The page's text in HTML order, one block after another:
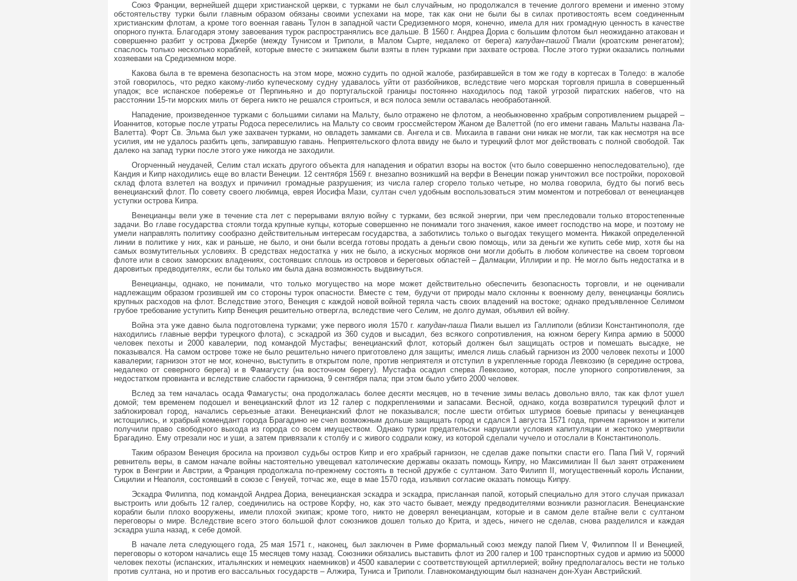
Союз Франции, вернейшей дщери христианской церкви, с турками не был случайным, но продолжался в течение долгого времени и именно этому
обстоятельству турки были главным образом обязаны своими успехами на море, так как они не были бы в силах противостоять всем соединенным
христианским флотам, а кроме того военная гавань Тулон в западной части Средиземного моря, конечно, имела для них громадную ценность в качестве
опорного пункта. Благодаря этому завоевания турок распространялись все дальше. В 1560 г. Андреа Дориа с большим флотом был неожиданно атакован и
совершенно разбит у острова Джербе (между Тунисом и Триполи, в Малом Сырте, недалеко от берега) капудан-пашойПиали (кроатским ренегатом);
спаслось только несколько кораблей, которые вместе с экипажем были взяты в плен турками при захвате острова. После этого турки оказались полными
хозяевами на Средиземном море.
Какова была в те времена безопасность на этом море, можно судить по одной жалобе, разбиравшейся в том же году в кортесах в Толедо: в жалобе
этой говорилось, что редко какому-либо купеческому судну удавалось уйти от разбойников, вследствие чего морская торговля пришла в совершенный
упадок; все испанское побережье от Перпиньяно и до португальской границы постоянно находилось под такой угрозой пиратских набегов, что на
расстоянии 15-ти морских миль от берега никто не решался строиться, и вся полоса земли оставалась необработанной.
Нападение, произведенное турками с большими силами на Мальту, было отражено не флотом, а необыкновенно храбрым сопротивлением рыцарей –
Иоаннитов, которые после утраты Родоса переселились на Мальту со своим гроссмейстером Жаном де Валеттой (по его имени гавань Мальты названа Ла-
Валетта). Форт Св. Эльма был уже захвачен турками, но овладеть замками св. Ангела и св. Михаила в гавани они никак не могли, так как несмотря на все
усилия, им не удалось разбить цепь, запиравшую гавань. Неприятельского флота ввиду не было и турецкий флот мог действовать с полной свободой. Так
далеко на запад турки после этого уже никогда не заходили.
Огорченный неудачей, Селим стал искать другого объекта для нападения и обратил взоры на восток (что было совершенно непоследовательно), где
Кандия и Кипр находились еще во власти Венеции. 12 сентября 1569 г. внезапно возникший на верфи в Венеции пожар уничтожил все постройки, пороховой
склад флота взлетел на воздух и причинил громадные разрушения; из числа галер сгорело только четыре, но молва говорила, будто бы погиб весь
венецианский флот. По совету своего любимца, еврея Иосифа Мази, султан счел удобным воспользоваться этим моментом и потребовал от венецианцев
уступки острова Кипра.
Венецианцы вели уже в течение ста лет с перерывами вялую войну с турками, без всякой энергии, при чем преследовали только второстепенные
задачи. Во главе государства стояли тогда крупные купцы, которые совершенно не понимали того значения, какое имеет господство на море, и поэтому не
умели направлять политику сообразно действительным интересам государства, а заботились только о выгодах текущего момента. Никакой определенной
линии в политике у них, как и раньше, не было, и они были всегда готовы продать а деньги свою помощь, или за деньги же купить себе мир, хотя бы на
самых возмутительных условиях. В средствах недостатка у них не было, а искусных моряков они могли добыть в любом количестве на своем торговом
флоте или в своих заморских владениях, состоявших сплошь из островов и береговых областей – Далмации, Иллирии и пр. Не могло быть недостатка и в
даровитых предводителях, если бы только им была дана возможность выдвинуться.
Венецианцы, однако, не понимали, что только могущество на море может действительно обеспечить безопасность торговли, и не оценивали
надлежащим образом грозившей им со стороны турок опасности. Вместе с тем, будучи от природы мало склонны к военному делу, венецианцы боялись
крупных расходов на флот. Вследствие этого, Венеция с каждой новой войной теряла часть своих владений на востоке; однако предъявленное Селимом
грубое требование уступить Кипр Венеция решительно отвергла, вследствие чего Селим, не долго думая, объявил ей войну.
Война эта уже давно была подготовлена турками; уже первого июля 1570 г. капудан-пашаПиали вышел из Галлиполи (вблизи Константинополя, где
находились главные верфи турецкого флота), с эскадрой из 360 судов и высадил, без всякого сопротивления, на южном берегу Кипра армию в 50000
человек пехоты и 2000 кавалерии, под командой Мустафы; венецианский флот, который должен был защищать остров и помешать высадке, не
показывался. На самом острове тоже не было решительно ничего приготовлено для защиты; имелся лишь слабый гарнизон из 2000 человек пехоты и 1000
кавалерии; гарнизон этот не мог, конечно, выступить в открытом поле, против неприятеля и отступил в укрепленные города Левкозию (в середине острова,
недалеко от северного берега) и в Фамагусту (на восточном берегу). Мустафа осадил сперва Левкозию, которая, после упорного сопротивления, за
недостатком провианта и вследствие слабости гарнизона, 9 сентября пала; при этом было убито 2000 человек.
Вслед за тем началась осада Фамагусты; она продолжалась более десяти месяцев, но в течение зимы велась довольно вяло, так как флот ушел
домой; тем временем подошел и венецианский флот из 12 галер с подкреплениями и запасами. Весной, однако, когда возвратился турецкий флот и
заблокировал город, начались серьезные атаки. Венецианский флот не показывался; после шести отбитых штурмов боевые припасы у венецианцев
истощились, и храбрый комендант города Брагадино не счел возможным дольше защищать город и сдался 1 августа 1571 года, причем гарнизон и жители
получили право свободного выхода из города со всем имуществом. Однако турки предательски нарушили условия капитуляции и жестоко умертвили
Брагадино. Ему отрезали нос и уши, а затем привязали к столбу и с живого содрали кожу, из которой сделали чучело и отослали в Константинополь.
Таким образом Венеция бросила на произвол судьбы остров Кипр и его храбрый гарнизон, не сделав даже попытки спасти его. Папа Пий V, горячий
ревнитель веры, в самом начале войны настоятельно увещевал католические державы оказать помощь Кипру, но Максимилиан II был занят отражением
турок в Венгрии и Австрии, а Франция продолжала по-прежнему состоять в тесной дружбе с султаном. Зато Филипп II, могущественный король Испании,
Сицилии и Неаполя, состоявший в союзе с Генуей, тотчас же, еще в мае 1570 года, изъявил согласие оказать помощь Кипру.
Эскадра Филиппа, под командой Андреа Дориа, венецианская эскадра и эскадра, присланная папой, который специально для этого случая приказал
выстроить или добыть 12 галер, соединились на острове Корфу, но, как это часто бывает, между предводителями возникли разногласия. Венецианские
корабли были плохо вооружены, имели плохой экипаж; кроме того, никто не доверял венецианцам, которые и в самом деле втайне вели с султаном
переговоры о мире. Вследствие всего этого большой флот союзников дошел только до Крита, и здесь, ничего не сделав, снова разделился и каждая
эскадра ушла назад, к себе домой.
В начале лета следующего года, 25 мая 1571 г., наконец, был заключен в Риме формальный союз между папой Пием V, Филиппом II и Венецией,
переговоры о котором начались еще 15 месяцев тому назад. Союзники обязались выставить флот из 200 галер и 100 транспортных судов и армию из 50000
человек пехоты (испанских, итальянских и немецких наемников) и 4500 кавалерии с соответствующей артиллерией; войну предполагалось вести не только
против султана, но и против его вассальных государств – Алжира, Туниса и Триполи. Главнокомандующим был назначен дон-Хуан Австрийский.